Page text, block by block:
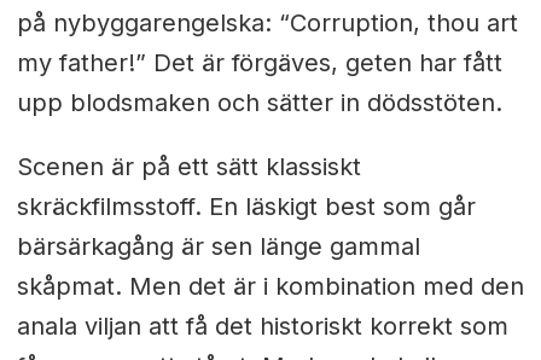
på nybyggarengelska: “Corruption, thou art
my father!” Det är förgäves, geten har fått
upp blodsmaken och sätter in dödsstöten.
Scenen är på ett sätt klassiskt
skräckfilmsstoff. En läskigt best som går
bärsärkagång är sen länge gammal
skåpmat. Men det är i kombination med den
anala viljan att få det historiskt korrekt som